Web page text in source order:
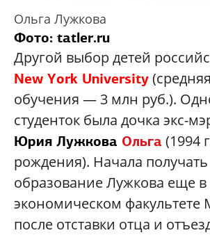
Ольга Лужкова
Фото: tatler.ru
Другой выбор детей
New York University
обучения — 3 млн руб.).
студенток была дочка экс-
Юрия Лужкова Ольга (1994
рождения). Начала
образование Лужкова еще
экономическом факультете
после отставки отца и